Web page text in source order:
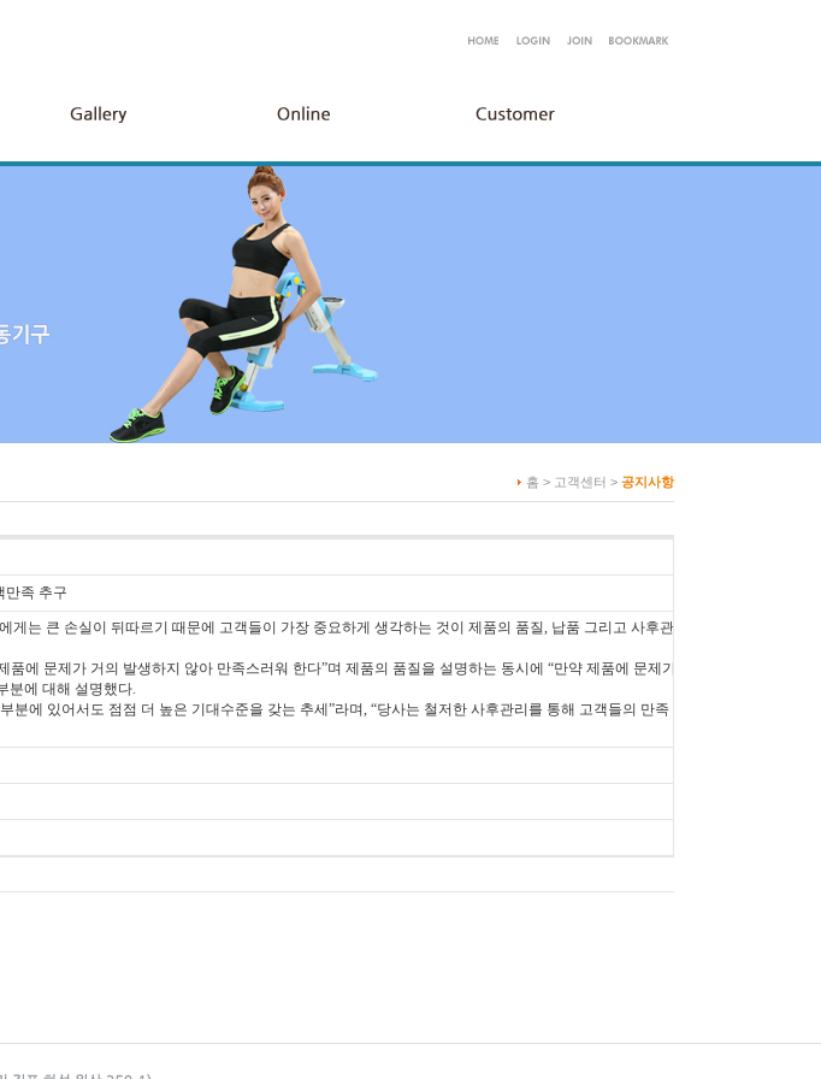
홈 > 고객센터 > 공지사항
만족 추구
게는 큰 손실이 뒤따르기 때문에 고객들이 가장 중요하게 생각하는 것이 제품의 품질, 납품 그리고 사후관
에 문제가 거의 발생하지 않아 만족스러워 한다”며 제품의 품질을 설명하는 동시에 “만약 제품에 문제가
분에 대해 설명했다.
분에 있어서도 점점 더 높은 기대수준을 갖는 추세”라며, “당사는 철저한 사후관리를 통해 고객들의 만족